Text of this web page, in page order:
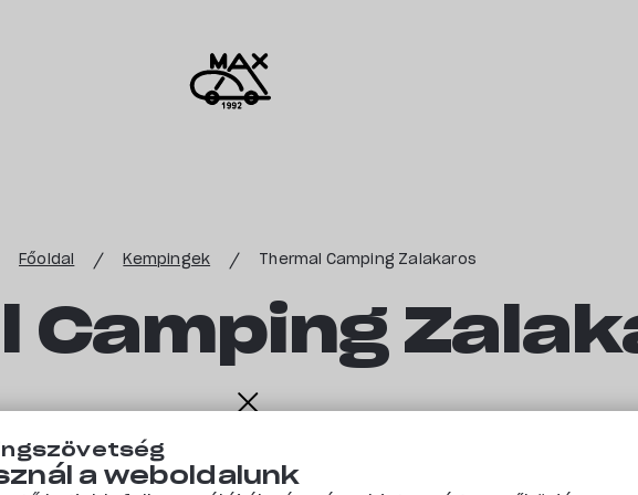
a weboldalunk
Főoldal Kempingek Thermal Camping Zalakaros
Camping
tér 6.